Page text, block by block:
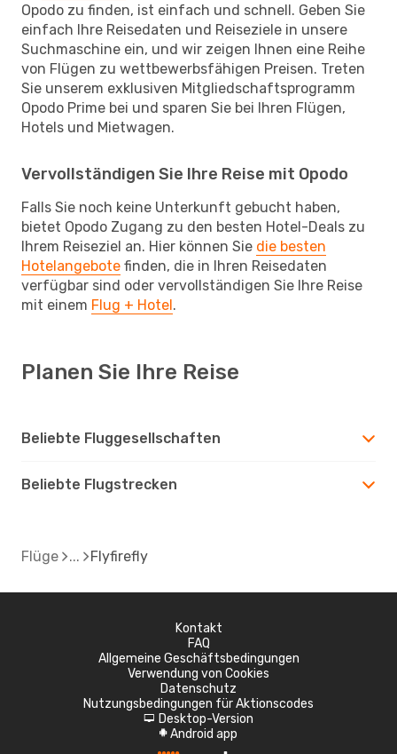
Opodo zu finden, ist einfach und schnell. Geben Sie
einfach Ihre Reisedaten und Reiseziele in unsere
Suchmaschine ein, und wir zeigen Ihnen eine Reihe
von Flügen zu wettbewerbsfähigen Preisen. Treten
Sie unserem exklusiven Mitgliedschaftsprogramm
Opodo Prime bei und sparen Sie bei Ihren Flügen,
Hotels und Mietwagen.
Vervollständigen Sie Ihre Reise mit Opodo
Falls Sie noch keine Unterkunft gebucht haben,
bietet Opodo Zugang zu den besten Hotel-Deals zu
Ihrem Reiseziel an. Hier können Sie die besten
Hotelangebote finden, die in Ihren Reisedaten
verfügbar sind oder vervollständigen Sie Ihre Reise
mit einem Flug + Hotel.
Planen Sie Ihre Reise
Beliebte Fluggesellschaften
Beliebte Flugstrecken
Flüge Flyfirefly
Kontakt
FAQ
Allgemeine Geschäftsbedingungen
Verwendung von Cookies
Datenschutz
Nutzungsbedingungen für Aktionscodes
d Desktop-Version
A Android app